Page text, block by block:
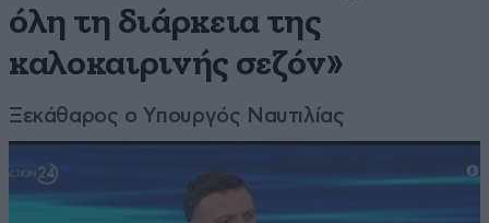
όλη τη διάρκεια της
καλοκαιρινής σεζόν»
Ξεκάθαρος ο Υπουργός Ναυτιλίας